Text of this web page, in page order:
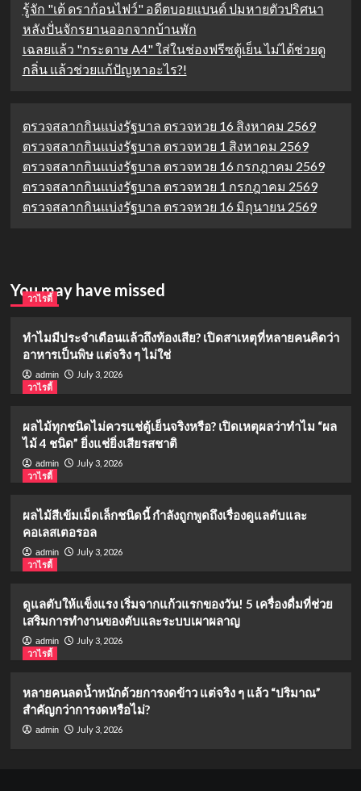
รู้จัก "เต้ ดราก้อนไฟว์" อดีตบอยแบนด์ ปมหายตัวปริศนา
หลังปั่นจักรยานออกจากบ้านพัก
เฉลยแล้ว "กระดาษ A4" ใส่ในช่องฟรีซตู้เย็น ไม่ได้ช่วยดู
กลิ่น แล้วช่วยแก้ปัญหาอะไร?!
ตรวจสลากกินแบ่งรัฐบาล ตรวจหวย 16 สิงหาคม 2569
ตรวจสลากกินแบ่งรัฐบาล ตรวจหวย 1 สิงหาคม 2569
ตรวจสลากกินแบ่งรัฐบาล ตรวจหวย 16 กรกฎาคม 2569
ตรวจสลากกินแบ่งรัฐบาล ตรวจหวย 1 กรกฎาคม 2569
ตรวจสลากกินแบ่งรัฐบาล ตรวจหวย 16 มิถุนายน 2569
You may have missed
วาไรตี้
ทำไมมีประจำเดือนแล้วถึงท้องเสีย? เปิดสาเหตุที่หลายคนคิดว่า
อาหารเป็นพิษ แต่จริง ๆ ไม่ใช่
admin
July 3, 2026
วาไรตี้
ผลไม้ทุกชนิดไม่ควรแช่ตู้เย็นจริงหรือ? เปิดเหตุผลว่าทำไม “ผล
ไม้ 4 ชนิด” ยิ่งแช่ยิ่งเสียรสชาติ
admin
July 3, 2026
วาไรตี้
ผลไม้สีเข้มเม็ดเล็กชนิดนี้ กำลังถูกพูดถึงเรื่องดูแลตับและ
คอเลสเตอรอล
admin
July 3, 2026
วาไรตี้
ดูแลตับให้แข็งแรง เริ่มจากแก้วแรกของวัน! 5 เครื่องดื่มที่ช่วย
เสริมการทำงานของตับและระบบเผาผลาญ
admin
July 3, 2026
วาไรตี้
หลายคนลดน้ำหนักด้วยการงดข้าว แต่จริง ๆ แล้ว “ปริมาณ”
สำคัญกว่าการงดหรือไม่?
admin July 3, 2026